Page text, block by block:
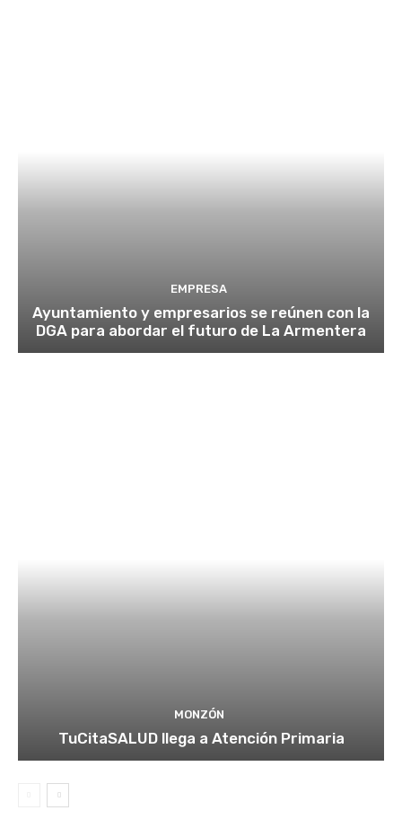
EMPRESA
Ayuntamiento y empresarios se reúnen con la
DGA para abordar el futuro de La Armentera
MONZÓN
TuCitaSALUD llega a Atención Primaria